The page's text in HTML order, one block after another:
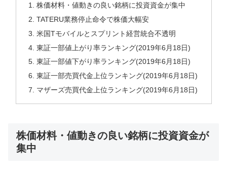
株価材料・値動きの良い銘柄に投資資金が集中
TATERU業務停止命令で株価大幅安
米国Tモバイルとスプリント経営統合不透明
東証一部値上がり率ランキング(2019年6月18日)
東証一部値下がり率ランキング(2019年6月18日)
東証一部売買代金上位ランキング(2019年6月18日)
マザーズ売買代金上位ランキング(2019年6月18日)
株価材料・値動きの良い銘柄に投資資金が
集中